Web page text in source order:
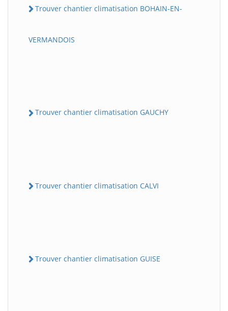
Trouver chantier climatisation BOHAIN-EN-
VERMANDOIS
Trouver chantier climatisation GAUCHY
Trouver chantier climatisation CALVI
Trouver chantier climatisation GUISE